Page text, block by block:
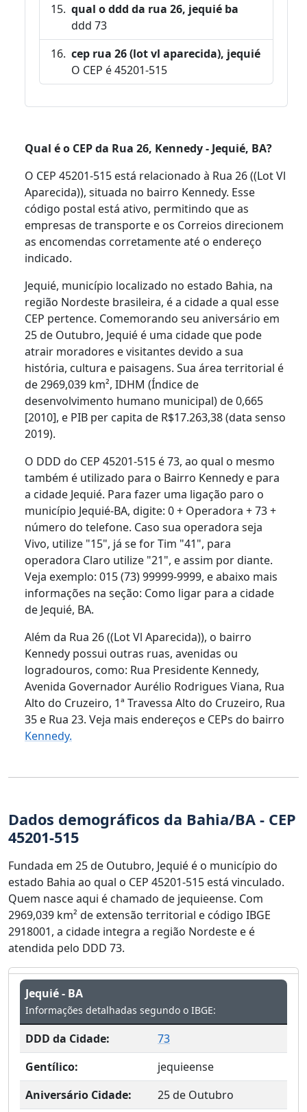
qual o ddd da rua 26, jequié ba
ddd 73
cep rua 26 (lot vl aparecida), jequié
O CEP é 45201-515
Qual é o CEP da Rua 26, Kennedy - Jequié, BA?
O CEP 45201-515 está relacionado à Rua 26 ((Lot Vl
Aparecida)), situada no bairro Kennedy. Esse
código postal está ativo, permitindo que as
empresas de transporte e os Correios direcionem
as encomendas corretamente até o endereço
indicado.
Jequié, município localizado no estado Bahia, na
região Nordeste brasileira, é a cidade a qual esse
CEP pertence. Comemorando seu aniversário em
25 de Outubro, Jequié é uma cidade que pode
atrair moradores e visitantes devido a sua
história, cultura e paisagens. Sua área territorial é
de 2969,039 km², IDHM (Índice de
desenvolvimento humano municipal) de 0,665
[2010], e PIB per capita de R$17.263,38 (data senso
2019).
O DDD do CEP 45201-515 é 73, ao qual o mesmo
também é utilizado para o Bairro Kennedy e para
a cidade Jequié. Para fazer uma ligação paro o
município Jequié-BA, digite: 0 + Operadora + 73 +
número do telefone. Caso sua operadora seja
Vivo, utilize "15", já se for Tim "41", para
operadora Claro utilize "21", e assim por diante.
Veja exemplo: 015 (73) 99999-9999, e abaixo mais
informações na seção: Como ligar para a cidade
de Jequié, BA.
Além da Rua 26 ((Lot Vl Aparecida)), o bairro
Kennedy possui outras ruas, avenidas ou
logradouros, como: Rua Presidente Kennedy,
Avenida Governador Aurélio Rodrigues Viana, Rua
Alto do Cruzeiro, 1ª Travessa Alto do Cruzeiro, Rua
35 e Rua 23. Veja mais endereços e CEPs do bairro
Kennedy.
Dados demográficos da Bahia/BA - CEP
45201-515
Fundada em 25 de Outubro, Jequié é o município do
estado Bahia ao qual o CEP 45201-515 está vinculado.
Quem nasce aqui é chamado de jequieense. Com
2969,039 km² de extensão territorial e código IBGE
2918001, a cidade integra a região Nordeste e é
atendida pelo DDD 73.
Jequié - BA
Informações detalhadas segundo o IBGE:
DDD da Cidade:
73
Gentílico:
jequieense
Aniversário Cidade:
25 de Outubro